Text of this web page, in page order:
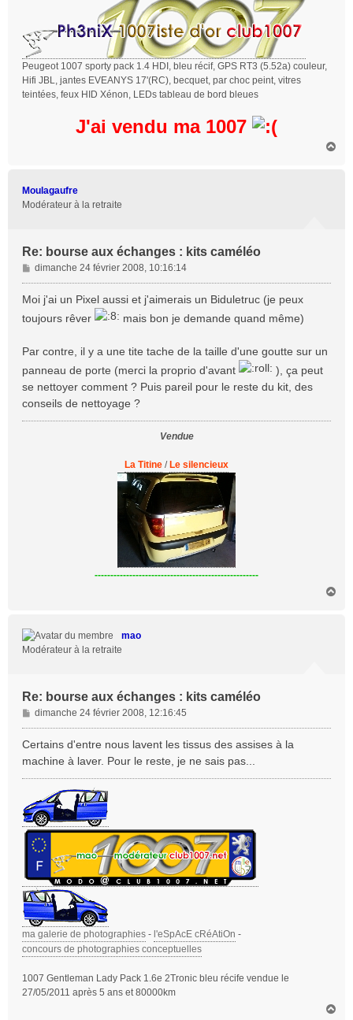
Peugeot 1007 sporty pack 1.4 HDI, bleu récif, GPS RT3 (5.52a) couleur,
Hifi JBL, jantes EVEANYS 17'(RC), becquet, par choc peint, vitres
teintées, feux HID Xénon, LEDs tableau de bord bleues
J'ai vendu ma 1007
Moulagaufre
Modérateur à la retraite
Re: bourse aux échanges : kits caméléo
M
e
s
a
e
dimanche 24 février 2008, 10:16:14
Moi j'ai un Pixel aussi et j'aimerais un Biduletruc (je peux
toujours rêver
mais bon je demande quand même)
Par contre, il y a une tite tache de la taille d'une goutte sur un
panneau de porte (merci la proprio d'avant
), ça peut
se nettoyer comment ? Puis pareil pour le reste du kit, des
conseils de nettoyage ?
Vendue
La Titine / Le silencieux
----------------------------------------------------
mao
Modérateur à la retraite
Re: bourse aux échanges : kits caméléo
M
e
s
dimanche 24 février 2008, 12:16:45
Certains d'entre nous lavent les tissus des assises à la
machine à laver. Pour le reste, je ne sais pas...
ma galerie de photographies - l'eSpAcE cRéAtiOn -
concours de photographies conceptuelles
1007 Gentleman Lady Pack 1.6e 2Tronic bleu récife vendue le
27/05/2011 après 5 ans et 80000km